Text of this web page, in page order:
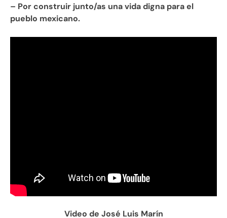
– Por construir junto/as una vida digna para el
pueblo mexicano.
Video de José Luis Marín